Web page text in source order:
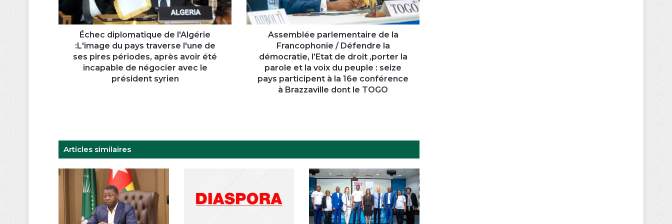
traverse
l'une
périodes, après
président
syrien
Échec diplomatique de l'Algérie
:L'image du pays traverse l'une de
ses pires périodes, après avoir été
incapable de négocier avec le
président syrien
Défendre
la
démocratie,
droit
,porter
seize
la
Assemblée parlementaire de la
Francophonie / Défendre la
démocratie, l’Etat de droit ,porter la
parole et la voix du peuple : seize
pays participent à la 16e conférence
à Brazzaville dont le TOGO
Articles similaires